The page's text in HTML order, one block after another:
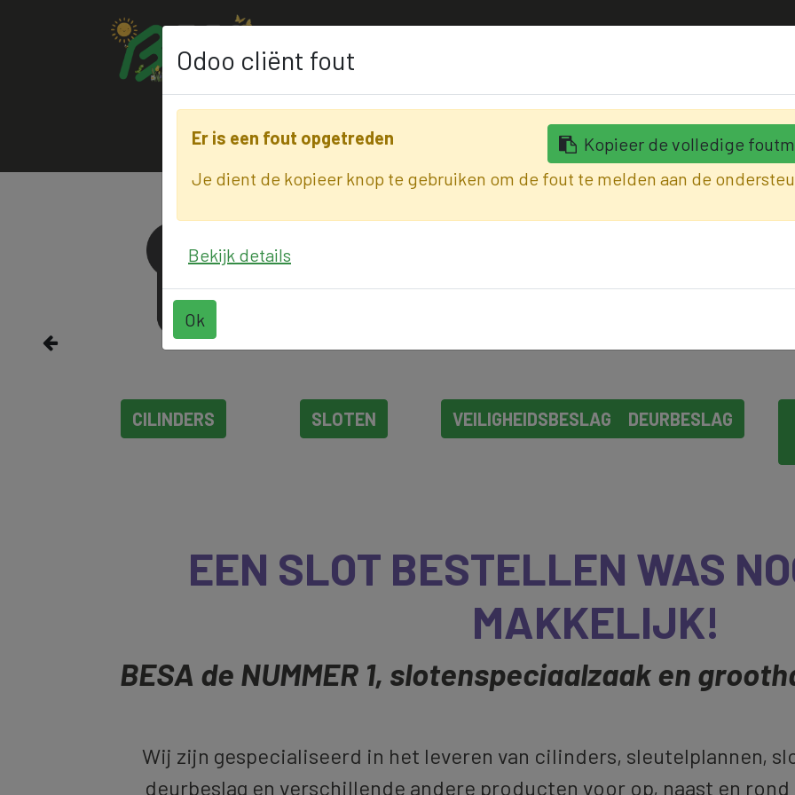
Uw vertrouwde specialist in cilinders en sloten​!
Productcategorieën Uitverkoop BESA-clopedie Diensten Opleidingen & trainingen
CILINDERS SLOTEN VEILIGHEIDSBESLAG DEURBESLAG
Vorige
EEN SLOT BESTELLEN WAS
MAKKELIJK!
BESA de NUMMER 1, slotenspeciaalzaak en
Wij zijn gespecialiseerd in het leveren van cilinders, sleutelplannen,
deurbeslag en verschillende andere producten voor op, naast en
Odoo cliënt fout
Ok
Kopieer de volledige
Er is een fout opgetreden
Je dient de kopieer knop te gebruiken om de fout te melden aan de
Bekijk details